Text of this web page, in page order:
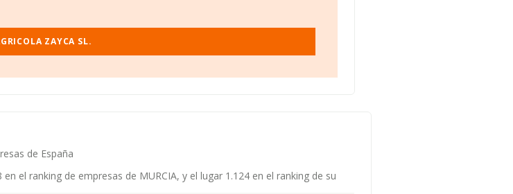
ZAYCA SL.
de España
en el ranking de empresas de MURCIA, y el lugar 1.124 en el ranking de su